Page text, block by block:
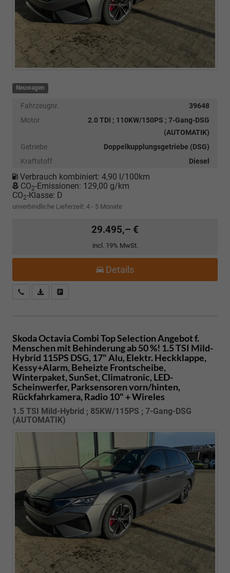
Neuwagen
Fahrzeugnr.
39648
Motor
2.0 TDI ; 110KW/150PS ; 7-Gang-DSG
(AUTOMATIK)
Getriebe
Doppelkupplungsgetriebe (DSG)
Kraftstoff
Diesel
Verbrauch kombiniert: 4,90 l/100km
CO2-Emissionen: 129,00 g/km
CO2-Klasse: D
unverbindliche Lieferzeit: 4 - 5 Monate
29.495,– €
incl. 19% MwSt.
Details
Kostenloser Rückruf-Service
PDF-Datei, Fahrzeugexposé drucken
Skoda Octavia CombiTop Selection Angebot f.
Menschen mit Behinderung ab 50 %! 1.5 TSI Mild-
Hybrid 115PS DSG, 17" Alu, Elektr. Heckklappe,
Kessy+Alarm, Beheizte Frontscheibe,
Winterpaket, SunSet, Climatronic, LED-
Scheinwerfer, Parksensoren vorn/hinten,
Rückfahrkamera, Radio 10" + Wireles
1.5 TSI Mild-Hybrid ; 85KW/115PS ; 7-Gang-DSG
(AUTOMATIK)